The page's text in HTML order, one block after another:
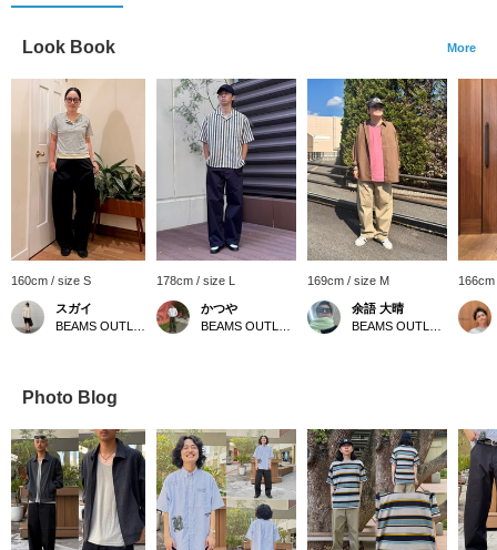
Look Book More
160cm / size S
スガイ
178cm / size L
かつや
169cm / size M
余語 大晴
Photo Blog